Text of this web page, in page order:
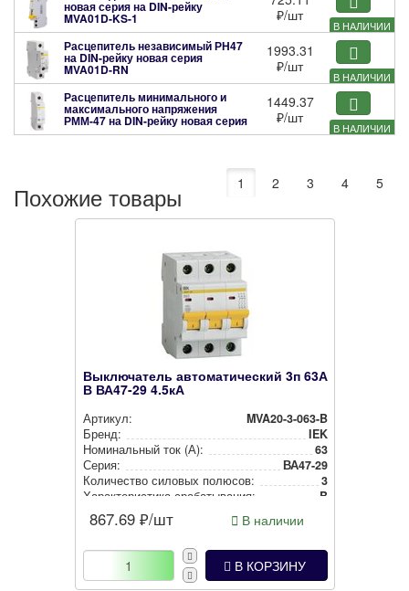
В НАЛИЧИИ
новая серия на DIN-рейку
MVA01D-KS-1
₽/шт
В НАЛИЧИИ
Расцепитель независимый РН47
на DIN-рейку новая серия
MVA01D-RN
1993.31
₽/шт
В НАЛИЧИИ
Расцепитель минимального и
максимального напряжения
РММ-47 на DIN-рейку новая серия
MVA01D-RMM
1449.37
₽/шт
Похожие товары 1 2 3 4 5
Выключатель автоматический 3п 63А
В ВА47-29 4.5кА
Артикул:
MVA20-3-063-B
Бренд:
IEK
Номи­наль­ный ток (А):
63
Серия:
ВА47-29
Количество силовых полюсов:
3
Харак­те­рис­ти­ка сра­ба­ты­ва­ния:
B
867.69 ₽/шт В наличии
В КОРЗИНУ